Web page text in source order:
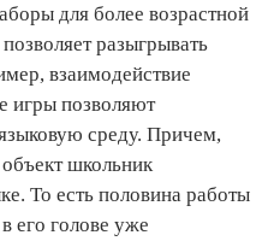
для более возрастной
разыгрывать
взаимодействие
игры позволяют
среду. Причем,
школьник
То есть половина работы
его голове уже